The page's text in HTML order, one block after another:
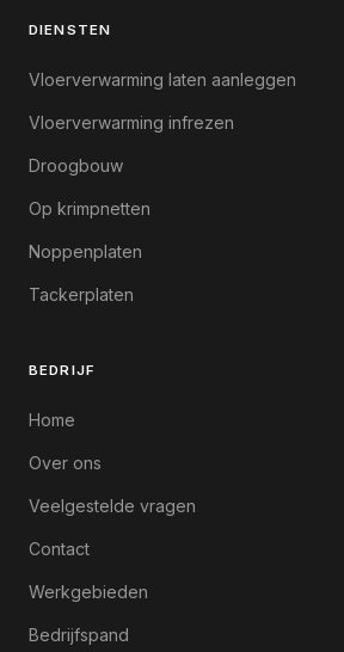
DIENSTEN
Vloerverwarming laten aanleggen
Vloerverwarming infrezen
Droogbouw
Op krimpnetten
Noppenplaten
Tackerplaten
BEDRIJF
Home
Over ons
Veelgestelde vragen
Contact
Werkgebieden
Bedrijfspand